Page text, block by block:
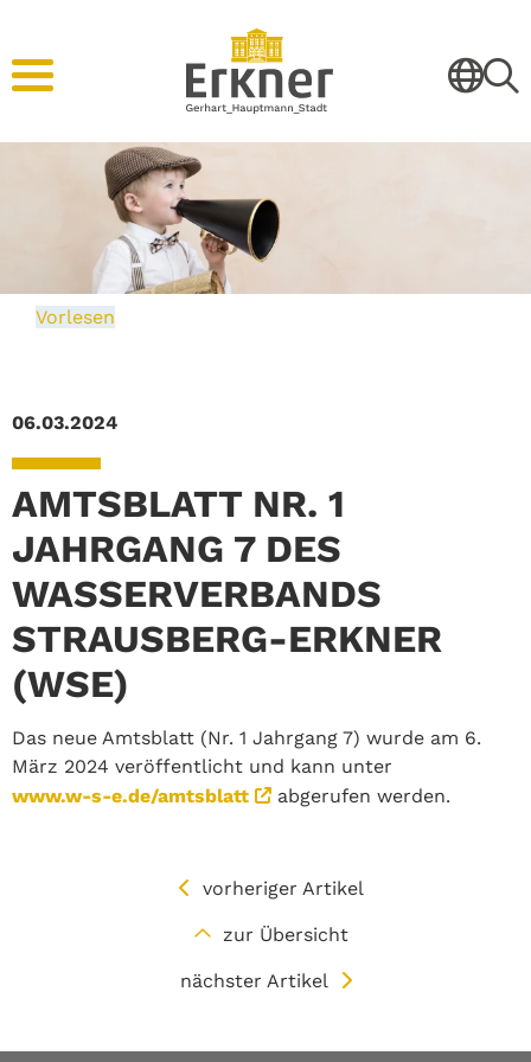
Vorlesen
06.03.2024
AMTSBLATT NR. 1
JAHRGANG 7 DES
WASSERVERBANDS
STRAUSBERG-ERKNER
(WSE)
Das neue Amtsblatt (Nr. 1 Jahrgang 7) wurde am 6.
März 2024 veröffentlicht und kann unter
www.w-s-e.de/amtsblatt
abgerufen werden.
vorheriger Artikel
zur Übersicht
nächster Artikel